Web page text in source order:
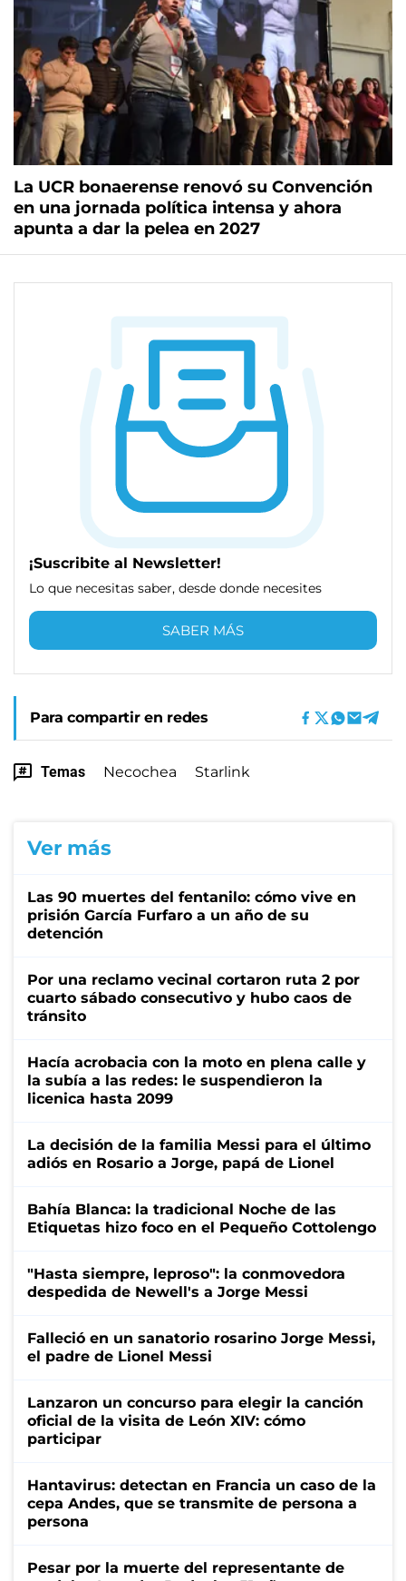
La UCR bonaerense renovó su Convención
en una jornada política intensa y ahora
apunta a dar la pelea en 2027
¡Suscribite al Newsletter!
Lo que necesitas saber, desde donde necesites
SABER MÁS
Para compartir en redes
Temas Necochea Starlink
Ver más
Las 90 muertes del fentanilo: cómo vive en
prisión García Furfaro a un año de su
detención
Por una reclamo vecinal cortaron ruta 2 por
cuarto sábado consecutivo y hubo caos de
tránsito
Hacía acrobacia con la moto en plena calle y
la subía a las redes: le suspendieron la
licenica hasta 2099
La decisión de la familia Messi para el último
adiós en Rosario a Jorge, papá de Lionel
Bahía Blanca: la tradicional Noche de las
Etiquetas hizo foco en el Pequeño Cottolengo
"Hasta siempre, leproso": la conmovedora
despedida de Newell's a Jorge Messi
Falleció en un sanatorio rosarino Jorge Messi,
el padre de Lionel Messi
Lanzaron un concurso para elegir la canción
oficial de la visita de León XIV: cómo
participar
Hantavirus: detectan en Francia un caso de la
cepa Andes, que se transmite de persona a
persona
Pesar por la muerte del representante de